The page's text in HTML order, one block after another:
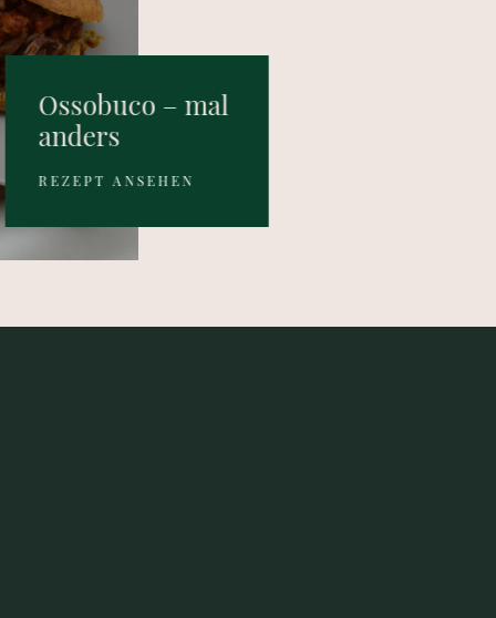
Ossobuco – mal
anders
REZEPT ANSEHEN